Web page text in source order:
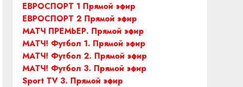
ЕВРОСПОРТ 1 Прямой эфир
ЕВРОСПОРТ 2 Прямой эфир
МАТЧ ПРЕМЬЕР. Прямой эфир
МАТЧ! Футбол 1. Прямой эфир
МАТЧ! Футбол 2. Прямой эфир
МАТЧ! Футбол 3. Прямой эфир
Sport TV 3. Прямой эфир